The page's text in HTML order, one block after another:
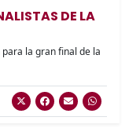
DE LA
la gran final de la